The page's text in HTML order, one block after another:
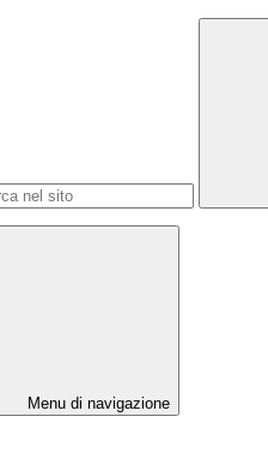
Menu di navigazione